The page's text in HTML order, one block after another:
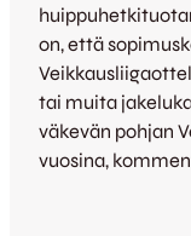
on, että
tai muita
väkevän pohjan
vuosina,